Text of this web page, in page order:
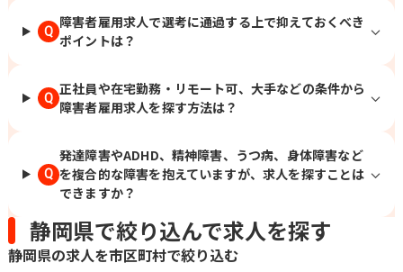
Q
障害者雇用求人で選考に通過する上で抑えておくべき
ポイントは？
Q
正社員や在宅勤務・リモート可、大手などの条件から
障害者雇用求人を探す方法は？
Q
発達障害やADHD、精神障害、うつ病、身体障害など
を複合的な障害を抱えていますが、求人を探すことは
できますか？
静岡県で絞り込んで求人を探す
静岡県の求人を市区町村で絞り込む